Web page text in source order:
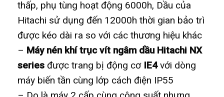
thấp, phụ tùng hoạt động 6000h, Dầu của
Hitachi sử dụng đến 12000h thời gian bảo trì
được kéo dài ra so với các thương hiệu khác
– Máy nén khí trục vít ngâm dầu Hitachi NX
series được trang bị động cơ IE4với dòng
máy biến tần cùng lớp cách điện IP55